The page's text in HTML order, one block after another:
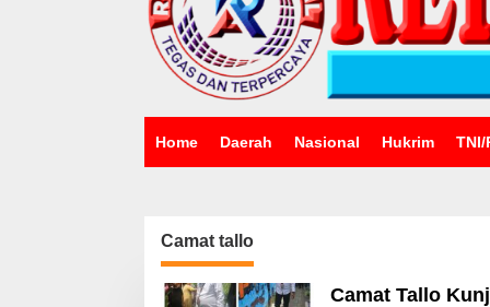
Home Daerah Nasional Hukrim
Camat tallo
Camat Tallo